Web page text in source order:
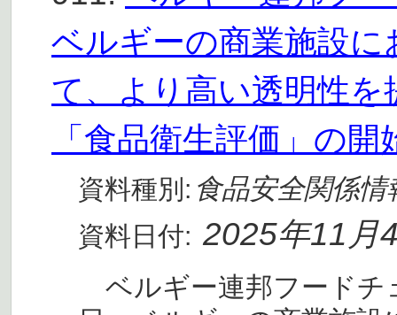
ベルギーの商業施設
て、より高い透明性
「食品衛生評価」の開
資料種別: 食品安全関係情
資料日付: 2025年11月
ベルギー連邦フードチ